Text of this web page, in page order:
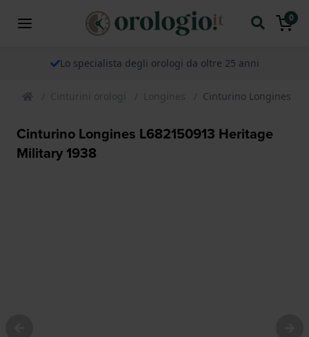
0
Lo specialista degli orologi da oltre 25 anni
Cinturini orologi Longines Cinturino Longines
Cinturino Longines L682150913 Heritage
Military 1938